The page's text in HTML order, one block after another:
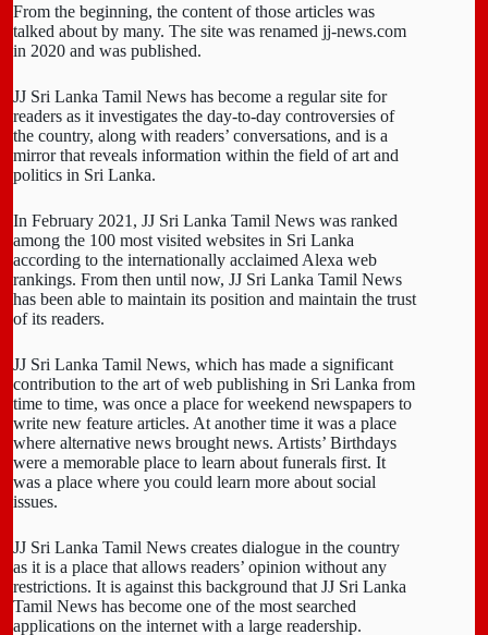
From the beginning, the content of those articles was
talked about by many. The site was renamed jj-news.com
in 2020 and was published.
JJ Sri Lanka Tamil News has become a regular site for
readers as it investigates the day-to-day controversies of
the country, along with readers’ conversations, and is a
mirror that reveals information within the field of art and
politics in Sri Lanka.
In February 2021, JJ Sri Lanka Tamil News was ranked
among the 100 most visited websites in Sri Lanka
according to the internationally acclaimed Alexa web
rankings. From then until now, JJ Sri Lanka Tamil News
has been able to maintain its position and maintain the trust
of its readers.
JJ Sri Lanka Tamil News, which has made a significant
contribution to the art of web publishing in Sri Lanka from
time to time, was once a place for weekend newspapers to
write new feature articles. At another time it was a place
where alternative news brought news. Artists’ Birthdays
were a memorable place to learn about funerals first. It
was a place where you could learn more about social
issues.
JJ Sri Lanka Tamil News creates dialogue in the country
as it is a place that allows readers’ opinion without any
restrictions. It is against this background that JJ Sri Lanka
Tamil News has become one of the most searched
applications on the internet with a large readership.